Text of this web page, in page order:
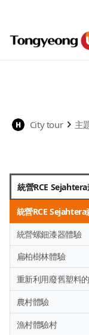
City tour 主
統營RCE
統營RCE Sejahtera
統營螺鈿漆器體驗
扁柏樹林體驗
重新利用廢舊塑料
農村體驗
漁村體驗村